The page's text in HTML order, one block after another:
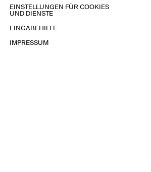
EINSTELLUNGEN FÜR COOKIES
UND DIENSTE
EINGABEHILFE
IMPRESSUM